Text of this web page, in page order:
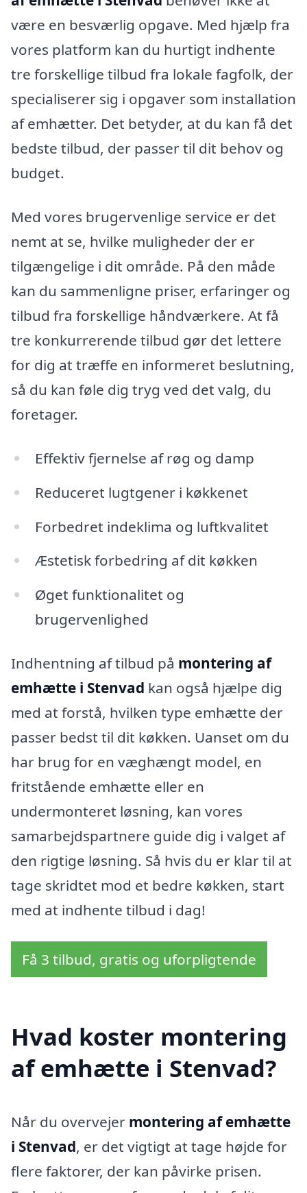
være en besværlig opgave. Med hjælp fra
vores platform kan du hurtigt indhente
tre forskellige tilbud fra lokale fagfolk, der
specialiserer sig i opgaver som installation
af emhætter. Det betyder, at du kan få det
bedste tilbud, der passer til dit behov og
budget.
Med vores brugervenlige service er det
nemt at se, hvilke muligheder der er
tilgængelige i dit område. På den måde
kan du sammenligne priser, erfaringer og
tilbud fra forskellige håndværkere. At få
tre konkurrerende tilbud gør det lettere
for dig at træffe en informeret beslutning,
så du kan føle dig tryg ved det valg, du
foretager.
Effektiv fjernelse af røg og damp
Reduceret lugtgener i køkkenet
Forbedret indeklima og luftkvalitet
Æstetisk forbedring af dit køkken
Øget funktionalitet og
brugervenlighed
Indhentning af tilbud på montering af
emhætte i Stenvad kan også hjælpe dig
med at forstå, hvilken type emhætte der
passer bedst til dit køkken. Uanset om du
har brug for en væghængt model, en
fritstående emhætte eller en
undermonteret løsning, kan vores
samarbejdspartnere guide dig i valget af
den rigtige løsning. Så hvis du er klar til at
tage skridtet mod et bedre køkken, start
med at indhente tilbud i dag!
Få 3 tilbud, gratis og uforpligtende
Hvad koster montering
af emhætte i Stenvad?
Når du overvejer montering af emhætte
i Stenvad, er det vigtigt at tage højde for
flere faktorer, der kan påvirke prisen.